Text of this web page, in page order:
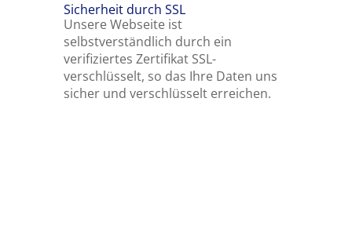
Sicherheit durch SSL
Unsere Webseite ist
selbstverständlich durch ein
verifiziertes Zertifikat SSL-
verschlüsselt, so das Ihre Daten uns
sicher und verschlüsselt erreichen.